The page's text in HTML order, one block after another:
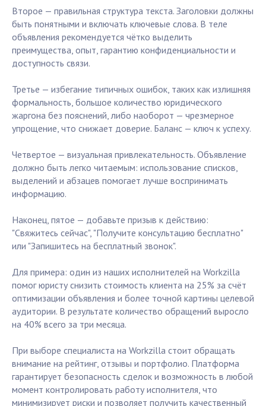
Второе — правильная структура текста. Заголовки должны
быть понятными и включать ключевые слова. В теле
объявления рекомендуется чётко выделить
преимущества, опыт, гарантию конфиденциальности и
доступность связи.
Третье — избегание типичных ошибок, таких как излишняя
формальность, большое количество юридического
жаргона без пояснений, либо наоборот — чрезмерное
упрощение, что снижает доверие. Баланс — ключ к успеху.
Четвертое — визуальная привлекательность. Объявление
должно быть легко читаемым: использование списков,
выделений и абзацев помогает лучше воспринимать
информацию.
Наконец, пятое — добавьте призыв к действию:
"Свяжитесь сейчас", "Получите консультацию бесплатно"
или "Запишитесь на бесплатный звонок".
Для примера: один из наших исполнителей на Workzilla
помог юристу снизить стоимость клиента на 25% за счёт
оптимизации объявления и более точной картины целевой
аудитории. В результате количество обращений выросло
на 40% всего за три месяца.
При выборе специалиста на Workzilla стоит обращать
внимание на рейтинг, отзывы и портфолио. Платформа
гарантирует безопасность сделок и возможность в любой
момент контролировать работу исполнителя, что
минимизирует риски и позволяет получить качественный